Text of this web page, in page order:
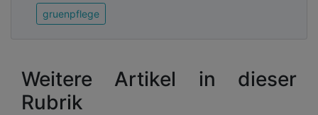
gruenpflege
Weitere Artikel in dieser
Rubrik